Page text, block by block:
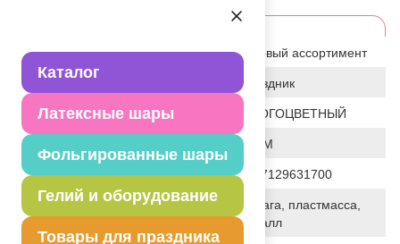
Каталог
Латексные шары
Фольгированные шары
Гелий и оборудование
Товары для праздника
Статус базовый ассортимент
Праздник
Цвет МНОГОЦВЕТНЫЙ
20СМ
Штрих код 4607129631700
Исходный материал
Бумага, пластмасса,
металл